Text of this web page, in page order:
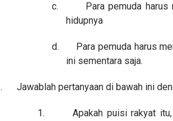
c.
Para pemuda harus
hidupnya
d.
Para pemuda harus
ini sementara saja.
Jawablah pertanyaan di bawah ini
1.
Apakah puisi rakyat